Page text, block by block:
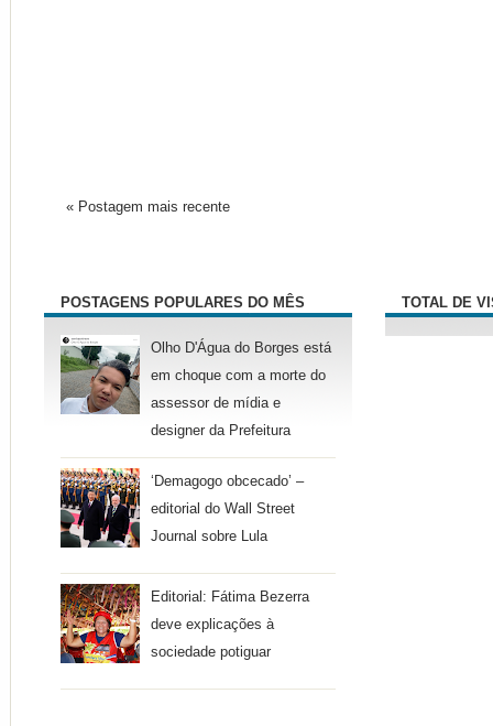
« Postagem mais recente
POSTAGENS POPULARES DO MÊS
Olho D'Água do Borges está
em choque com a morte do
assessor de mídia e
designer da Prefeitura
‘Demagogo obcecado’ –
editorial do Wall Street
Journal sobre Lula
Editorial: Fátima Bezerra
deve explicações à
sociedade potiguar
TOTAL DE